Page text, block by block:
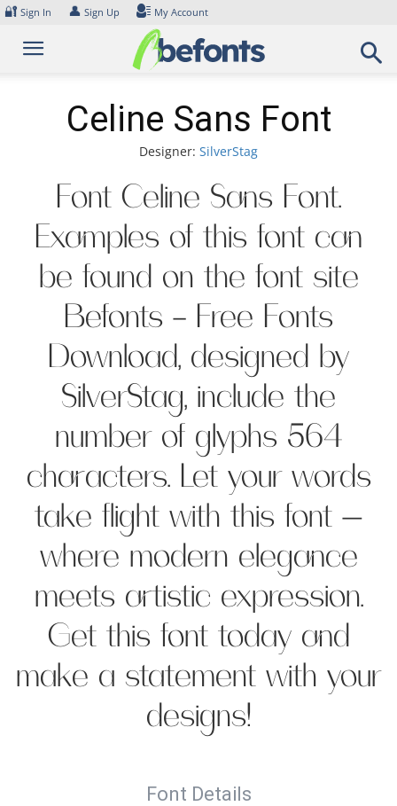
Skip
content
🔐 Sign In 👤 Sign Up My Account
Celine Sans Font
Designer: SilverStag
Font Celine Sans Font.
Examples of this font can
be found on the font site
Befonts – Free Fonts
Download, designed by
SilverStag, include the
number of glyphs 564
characters. Let your words
take flight with this font —
where modern elegance
meets artistic expression.
Get this font today and
make a statement with your
designs!
Font Details